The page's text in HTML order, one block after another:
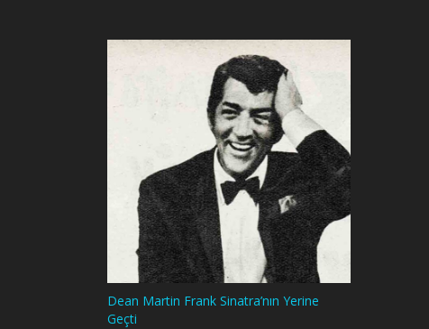
Dean Martin Frank Sinatra’nın Yerine
Geçti